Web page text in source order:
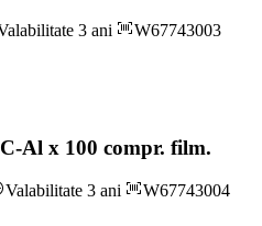
3 ani
W67743003
Al x 100 compr. film.
Valabilitate 3 ani
W67743004